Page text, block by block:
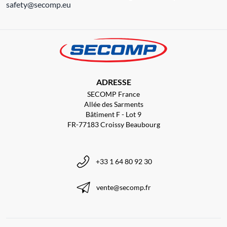
safety@secomp.eu
ADRESSE
SECOMP France
Allée des Sarments
Bâtiment F - Lot 9
FR-77183 Croissy Beaubourg
+33 1 64 80 92 30
vente@secomp.fr